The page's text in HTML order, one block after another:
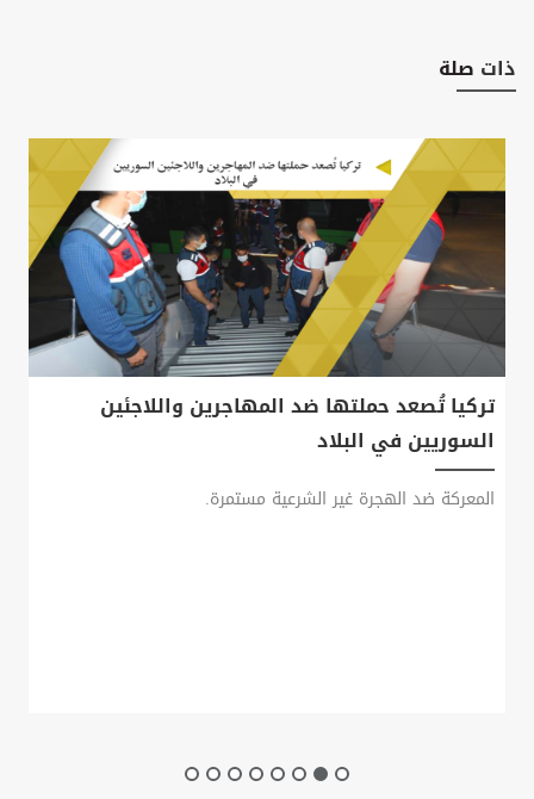
ذات صلة
تركيا تُصعد حملتها ضد المهاجرين واللاجئين
السوريين في البلاد
المعركة ضد الهجرة غير الشرعية مستمرة.